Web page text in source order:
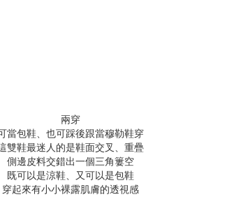
兩穿
當包鞋、也可踩後跟當穆勒鞋穿
雙鞋最迷人的是鞋面交叉、重疊
側邊皮料交錯出一個三角簍空
既可以是涼鞋、又可以是包鞋
穿起來有小小裸露肌膚的透視感